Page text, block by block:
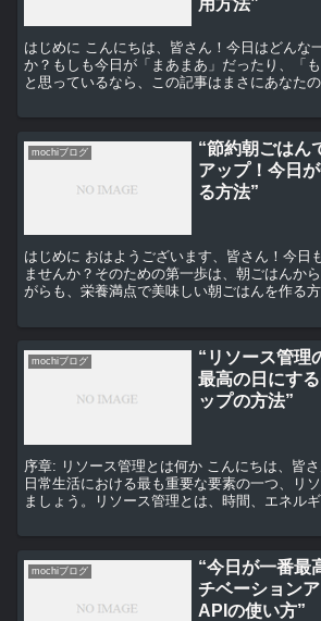
用方法”
はじめに こんにちは、皆さん！今日はどんな
か？もしも今日が「まあまあ」だったり、「
と思っているなら、この記事はまさにあなた
mochiブログ
“節約朝ごはん
アップ！今日
る方法”
はじめに おはようございます、皆さん！今日
ませんか？そのための第一歩は、朝ごはんか
がらも、栄養満点で美味しい朝ごはんを作る
mochiブログ
“リソース管理
最高の日にす
ップの方法”
序章: リソース管理とは何か こんにちは、皆
日常生活における最も重要な要素の一つ、リ
ましょう。リソース管理とは、時間、エネル
mochiブログ
“今日が一番最
チベーション
APIの使い方”